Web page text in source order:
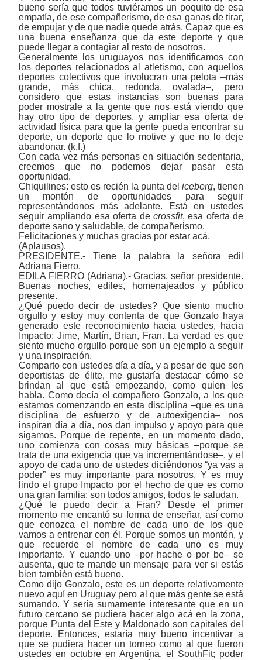
bueno sería que todos tuviéramos un poquito de esa
empatía, de ese compañerismo, de esa ganas de tirar,
de empujar y de que nadie quede atrás. Capaz que es
una buena enseñanza que da este deporte y que
puede llegar a contagiar al resto de nosotros.
Generalmente los uruguayos nos identificamos con
los deportes relacionados al atletismo, con aquellos
deportes colectivos que involucran una pelota –más
grande, más chica, redonda, ovalada–, pero
considero que estas instancias son buenas para
poder mostrale a la gente que nos está viendo que
hay otro tipo de deportes, y ampliar esa oferta de
actividad física para que la gente pueda encontrar su
deporte, un deporte que lo motive y que no lo deje
abandonar. (k.f.)
Con cada vez más personas en situación sedentaria,
creemos que no podemos dejar pasar esta
oportunidad.
Chiquilines: esto es recién la punta del iceberg, tienen
un montón de oportunidades para seguir
representándonos más adelante. Está en ustedes
seguir ampliando esa oferta de crossfit, esa oferta de
deporte sano y saludable, de compañerismo.
Felicitaciones y muchas gracias por estar acá.
(Aplausos).
PRESIDENTE.- Tiene la palabra la señora edil
Adriana Fierro.
EDILA FIERRO (Adriana).- Gracias, señor presidente.
Buenas noches, ediles, homenajeados y público
presente.
¿Qué puedo decir de ustedes? Que siento mucho
orgullo y estoy muy contenta de que Gonzalo haya
generado este reconocimiento hacia ustedes, hacia
Impacto: Jime, Martín, Brian, Fran. La verdad es que
siento mucho orgullo porque son un ejemplo a seguir
y una inspiración.
Comparto con ustedes día a día, y a pesar de que son
deportistas de élite, me gustaría destacar cómo se
brindan al que está empezando, como quien les
habla. Como decía el compañero Gonzalo, a los que
estamos comenzando en esta disciplina ‒que es una
disciplina de esfuerzo y de autoexigencia‒ nos
inspiran día a día, nos dan impulso y apoyo para que
sigamos. Porque de repente, en un momento dado,
uno comienza con cosas muy básicas ‒porque se
trata de una exigencia que va incrementándose‒, y el
apoyo de cada uno de ustedes diciéndonos “ya vas a
poder” es muy importante para nosotros. Y es muy
lindo el grupo Impacto por el hecho de que es como
una gran familia: son todos amigos, todos te saludan.
¿Qué le puedo decir a Fran? Desde el primer
momento me encantó su forma de enseñar, así como
que conozca el nombre de cada uno de los que
vamos a entrenar con él. Porque somos un montón, y
que recuerde el nombre de cada uno es muy
importante. Y cuando uno ‒por hache o por be‒ se
ausenta, que te mande un mensaje para ver si estás
bien también está bueno.
Como dijo Gonzalo, este es un deporte relativamente
nuevo aquí en Uruguay pero al que más gente se está
sumando. Y sería sumamente interesante que en un
futuro cercano se pudiera hacer algo acá en la zona,
porque Punta del Este y Maldonado son capitales del
deporte. Entonces, estaría muy bueno incentivar a
que se pudiera hacer un torneo como al que fueron
ustedes en octubre en Argentina, el SouthFit; poder